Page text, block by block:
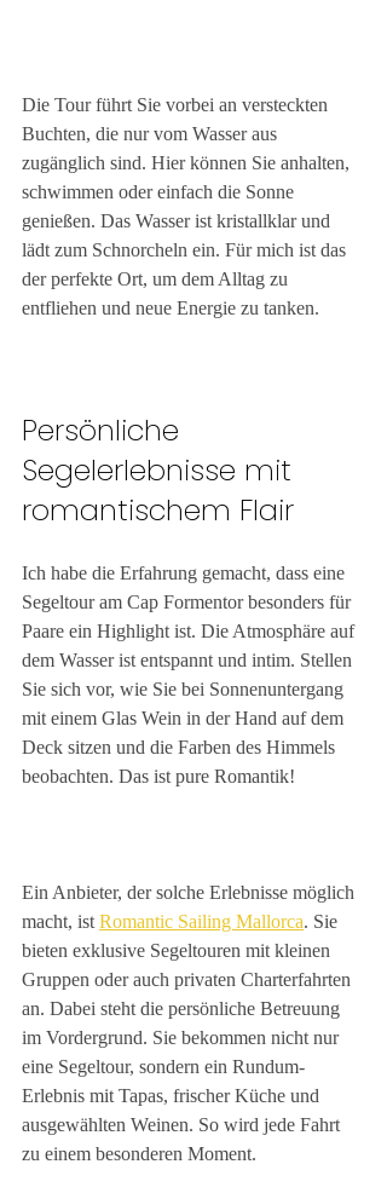
Die Tour führt Sie vorbei an versteckten
Buchten, die nur vom Wasser aus
zugänglich sind. Hier können Sie anhalten,
schwimmen oder einfach die Sonne
genießen. Das Wasser ist kristallklar und
lädt zum Schnorcheln ein. Für mich ist das
der perfekte Ort, um dem Alltag zu
entfliehen und neue Energie zu tanken.
Persönliche
Segelerlebnisse mit
romantischem Flair
Ich habe die Erfahrung gemacht, dass eine
Segeltour am Cap Formentor besonders für
Paare ein Highlight ist. Die Atmosphäre auf
dem Wasser ist entspannt und intim. Stellen
Sie sich vor, wie Sie bei Sonnenuntergang
mit einem Glas Wein in der Hand auf dem
Deck sitzen und die Farben des Himmels
beobachten. Das ist pure Romantik!
Ein Anbieter, der solche Erlebnisse möglich
macht, ist Romantic Sailing Mallorca. Sie
bieten exklusive Segeltouren mit kleinen
Gruppen oder auch privaten Charterfahrten
an. Dabei steht die persönliche Betreuung
im Vordergrund. Sie bekommen nicht nur
eine Segeltour, sondern ein Rundum-
Erlebnis mit Tapas, frischer Küche und
ausgewählten Weinen. So wird jede Fahrt
zu einem besonderen Moment.